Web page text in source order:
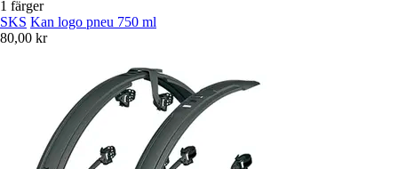
1 färger
SKS Kan logo pneu 750 ml
80,00 kr